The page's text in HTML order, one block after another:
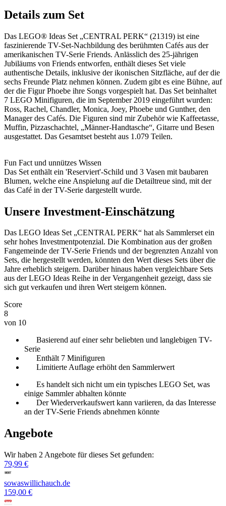
Details zum Set
Das LEGO® Ideas Set „CENTRAL PERK“ (21319) ist eine
faszinierende TV-Set-Nachbildung des berühmten Cafés aus der
amerikanischen TV-Serie Friends. Anlässlich des 25-jährigen
Jubiläums von Friends entworfen, enthält dieses Set viele
authentische Details, inklusive der ikonischen Sitzfläche, auf der die
sechs Freunde Platz nehmen können. Zudem gibt es eine Bühne, auf
der die Figur Phoebe ihre Songs vorgespielt hat. Das Set beinhaltet
7 LEGO Minifiguren, die im September 2019 eingeführt wurden:
Ross, Rachel, Chandler, Monica, Joey, Phoebe und Gunther, den
Manager des Cafés. Die Figuren sind mir Zubehör wie Kaffeetasse,
Muffin, Pizzaschachtel, „Männer-Handtasche“, Gitarre und Besen
ausgestattet. Das Gesamtset besteht aus 1.079 Teilen.
Fun Fact und unnützes Wissen
Das Set enthält ein 'Reserviert'-Schild und 3 Vasen mit baubaren
Blumen, welche eine Anspielung auf die Detailtreue sind, mit der
das Café in der TV-Serie dargestellt wurde.
Unsere Investment-Einschätzung
Das LEGO Ideas Set „CENTRAL PERK“ hat als Sammlerset ein
sehr hohes Investmentpotenzial. Die Kombination aus der großen
Fangemeinde der TV-Serie Friends und der begrenzten Anzahl von
Sets, die hergestellt werden, könnten den Wert dieses Sets über die
Jahre erheblich steigern. Darüber hinaus haben vergleichbare Sets
aus der LEGO Ideas Reihe in der Vergangenheit gezeigt, dass sie
sich gut verkaufen und ihren Wert steigern können.
Score
8
von 10
Basierend auf einer sehr beliebten und langlebigen TV-
Serie
Enthält 7 Minifiguren
Limitierte Auflage erhöht den Sammlerwert
Es handelt sich nicht um ein typisches LEGO Set, was
einige Sammler abhalten könnte
Der Wiederverkaufswert kann variieren, da das Interesse
an der TV-Serie Friends abnehmen könnte
Angebote
Wir haben 2 Angebote für dieses Set gefunden:
79,99 €
sowaswillichauch.de
159,00 €